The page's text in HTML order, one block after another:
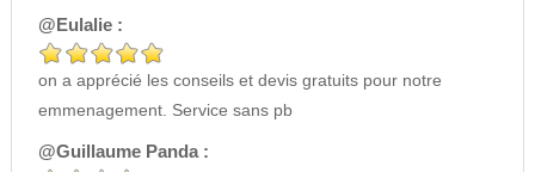
@Eulalie :
on a apprécié les conseils et devis gratuits pour notre
emmenagement. Service sans pb
@Guillaume Panda :